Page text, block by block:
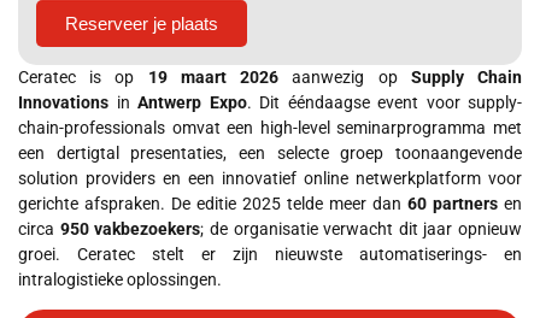
Reserveer je plaats
Ceratec is op 19 maart 2026 aanwezig op Supply Chain
Innovations in Antwerp Expo. Dit ééndaagse event voor supply-
chain-professionals omvat een high-level seminarprogramma met
een dertigtal presentaties, een selecte groep toonaangevende
solution providers en een innovatief online netwerkplatform voor
gerichte afspraken. De editie 2025 telde meer dan 60 partners en
circa 950 vakbezoekers; de organisatie verwacht dit jaar opnieuw
groei. Ceratec stelt er zijn nieuwste automatiserings- en
intralogistieke oplossingen.